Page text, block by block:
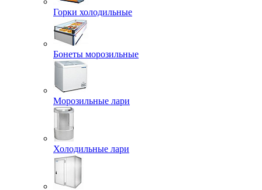
Горки холодильные
Бонеты морозильные
Морозильные лари
Холодильные лари